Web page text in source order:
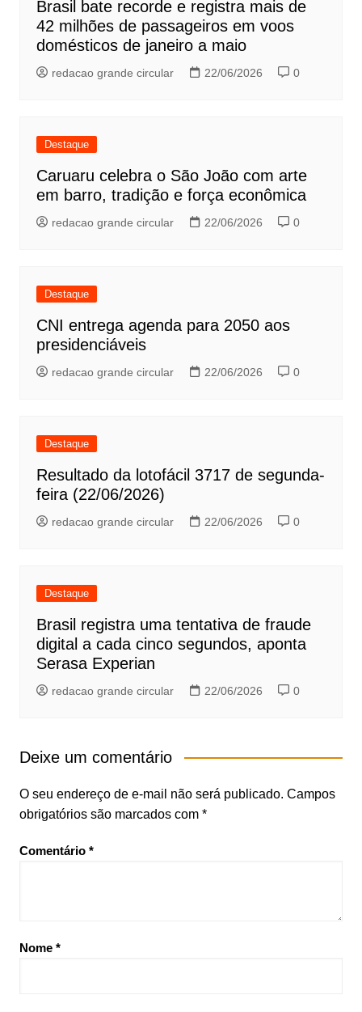
Brasil bate recorde e registra mais de
42 milhões de passageiros em voos
domésticos de janeiro a maio
redacao grande circular 22/06/2026 0
Destaque
Caruaru celebra o São João com arte
em barro, tradição e força econômica
redacao grande circular 22/06/2026 0
Destaque
CNI entrega agenda para 2050 aos
presidenciáveis
redacao grande circular 22/06/2026 0
Destaque
Resultado da lotofácil 3717 de segunda-
feira (22/06/2026)
redacao grande circular 22/06/2026 0
Destaque
Brasil registra uma tentativa de fraude
digital a cada cinco segundos, aponta
Serasa Experian
redacao grande circular 22/06/2026 0
Deixe um comentário
O seu endereço de e-mail não será publicado. Campos
obrigatórios são marcados com *
Comentário *
Nome *